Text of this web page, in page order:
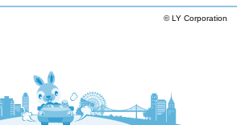
© LY Corporation